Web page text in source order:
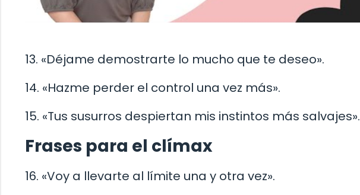
13. «Déjame demostrarte lo mucho que te deseo».
14. «Hazme perder el control una vez más».
15. «Tus susurros despiertan mis instintos más salvajes».
Frases para el clímax
16. «Voy a llevarte al límite una y otra vez».